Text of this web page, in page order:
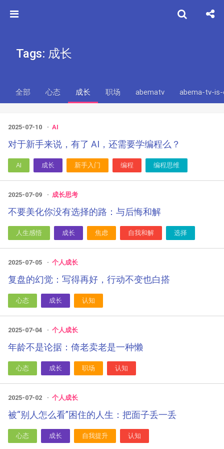
Tags: 成长
全部 心态 成长 职场 abematv abema-tv-
2025-07-10 AI
对于新手来说，有了 AI，还需要学编程么？
AI 成长 新手入门 编程 编程思维
2025-07-09 成长思考
不要美化你没有选择的路：与后悔和解
人生感悟 成长 焦虑 自我和解 选择
2025-07-05 个人成长
复盘的幻觉：写得再好，行动不变也白搭
心态 成长 认知
2025-07-04 个人成长
年龄不是论据：倚老卖老是一种懒
心态 成长 职场 认知
2025-07-02 个人成长
被“别人怎么看”困住的人生：把面子丢一丢
心态 成长 自我提升 认知